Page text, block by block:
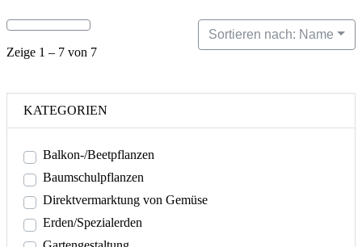
Zeige 1 – 7 von 7
Sortieren nach: Name
KATEGORIEN
Balkon-/Beetpflanzen
Baumschulpflanzen
Direktvermarktung von Gemüse
Erden/Spezialerden